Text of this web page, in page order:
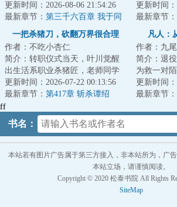
探寻身世谜，沐浴天骄血，夺诸
天造化，斩因...
更新时间：2026-08-06 21:54:26
最新章节： 第三千六百章 我于同
代全无敌！
修行就是
沉偏是不
更新时间
最新章节：
重回谷故
一把杀猪刀，砍翻万界很合理
吧？
作者：不吃小杏仁
简介：转职仪式当天，叶川觉醒
出生活系职业杀猪匠，老师同学
大失所望，青梅竹马弃他而去，
只因生活系职业...
更新时间：2026-07-22 00:13:56
最新章节： 第417章 斩杀谭绍
凡人：
作者：九
简介：退
为救一对
人、人也
要卖掉嫂
更新时间
最新章节：
ff
书名：
本站若有图片广告属于第三方接入，非本站所为，广
本站立场，请谨慎阅读。
Copyright © 2020 松泰书院 All Rights
SiteMap